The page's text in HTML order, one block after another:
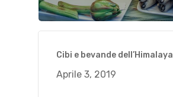
Cibi e bevande dell’Himalaya
Aprile 3, 2019